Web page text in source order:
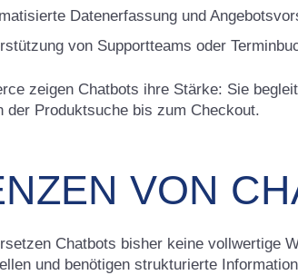
Datenerfassung und
von Supportteams oder
zeigen Chatbots ihre Stärke: Sie
der Produktsuche bis zum Checkout.
VON
Chatbots bisher keine vollwertige
und benötigen strukturierte